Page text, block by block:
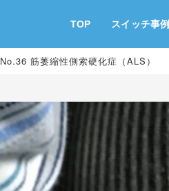
TOP スイッチ事例
No.36 筋萎縮性側索硬化症（ALS）